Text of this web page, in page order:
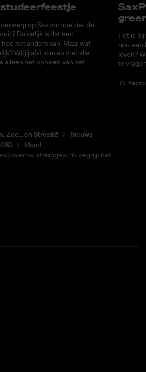
op Saxion: hoe ziet de
Duidelijk is dat een
het anders kan. Maar wat
Wil jij afstuderen met alle
alleen het ophalen van het
Het is
nou een
leven?
te
13
Zee... en Stress?!
Nieuws
Maart
over ov-stakingen: “Ik begrijp het